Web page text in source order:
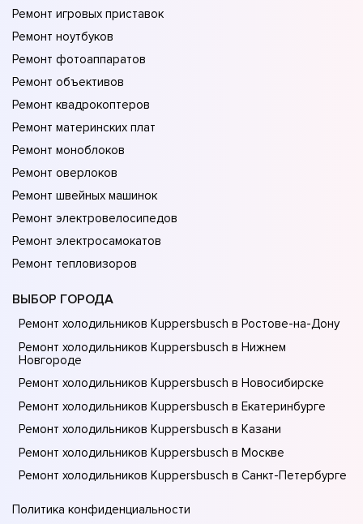
Ремонт игровых приставок
Ремонт ноутбуков
Ремонт фотоаппаратов
Ремонт объективов
Ремонт квадрокоптеров
Ремонт материнских плат
Ремонт моноблоков
Ремонт оверлоков
Ремонт швейных машинок
Ремонт электровелосипедов
Ремонт электросамокатов
Ремонт тепловизоров
ВЫБОР ГОРОДА
Ремонт холодильников Kuppersbusch в Ростове-на-Донy
Ремонт холодильников Kuppersbusch в Нижнем
Новгороде
Ремонт холодильников Kuppersbusch в Новосибирске
Ремонт холодильников Kuppersbusch в Екатеринбурге
Ремонт холодильников Kuppersbusch в Казани
Ремонт холодильников Kuppersbusch в Москве
Ремонт холодильников Kuppersbusch в Санкт-Петербурге
Политика конфиденциальности